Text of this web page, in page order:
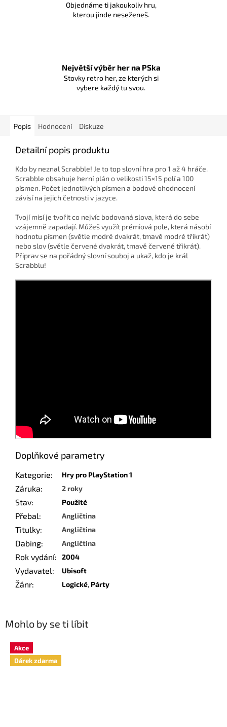
Objednáme ti jakoukoliv hru,
kterou jinde neseženeš.
Největší výběr her na PSka
Stovky retro her, ze kterých si
vybere každý tu svou.
Mohlo by se ti líbit
Akce
Dárek zdarma
Popis Hodnocení Diskuze
Detailní popis produktu
Kdo by neznal Scrabble! Je to top slovní hra pro 1 až 4 hráče.
Scrabble obsahuje herní plán o velikosti 15×15 polí a 100
písmen. Počet jednotlivých písmen a bodové ohodnocení
závisí na jejich četnosti v jazyce.
Tvojí misí je tvořit co nejvíc bodovaná slova, která do sebe
vzájemně zapadají. Můžeš využít prémiová pole, která násobí
hodnotu písmen (světle modré dvakrát, tmavě modré třikrát)
nebo slov (světle červené dvakrát, tmavě červené třikrát).
Připrav se na pořádný slovní souboj a ukaž, kdo je král
Scrabblu!
Doplňkové parametry
Kategorie: Hry pro PlayStation 1
Záruka: 2 roky
Stav: Použité
Přebal: Angličtina
Titulky: Angličtina
Dabing: Angličtina
Rok vydání: 2004
Vydavatel: Ubisoft
Žánr: Logické, Párty